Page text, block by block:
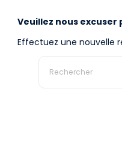
Veuillez nous
Effectuez une nouvelle